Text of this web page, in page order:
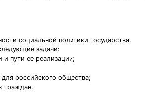
социальной политики государства.
задачи:
и пути ее реализации;
для российского общества;
граждан.